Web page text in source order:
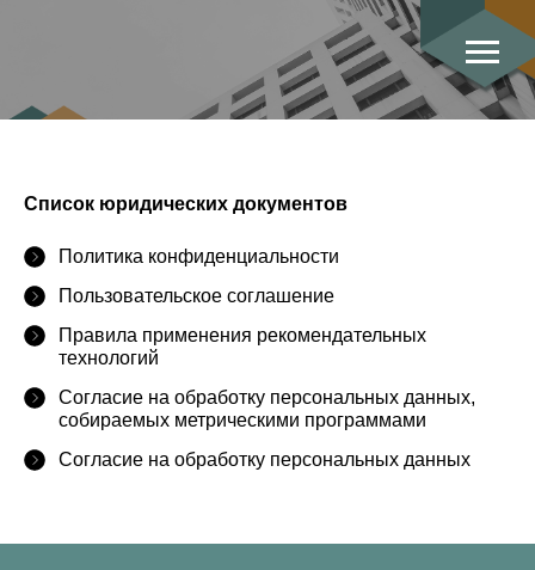
Список юридических документов
Политика конфиденциальности
Пользовательское соглашение
Правила применения рекомендательных
технологий
Согласие на обработку персональных данных,
собираемых метрическими программами
Согласие на обработку персональных данных